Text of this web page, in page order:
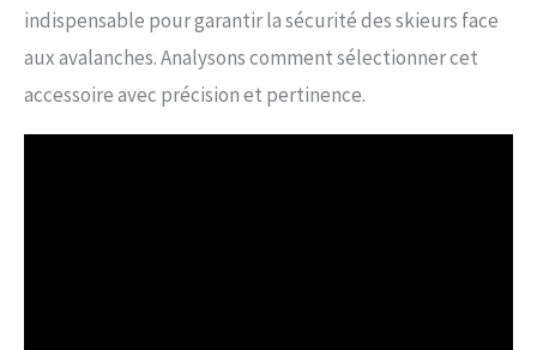
indispensable pour garantir la sécurité des skieurs face
aux avalanches. Analysons comment sélectionner cet
accessoire avec précision et pertinence.